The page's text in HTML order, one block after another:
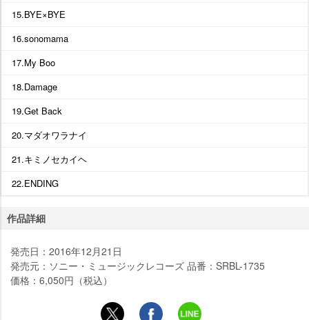
15.BYE×BYE
16.sonomama
17.My Boo
18.Damage
19.Get Back
20.マダオワラナイ
21.キミノセカイヘ
22.ENDING
作品詳細
発売日：2016年12月21日
発売元：ソニー・ミュージックレコーズ 品番：SRBL-1735
価格：6,050円（税込）